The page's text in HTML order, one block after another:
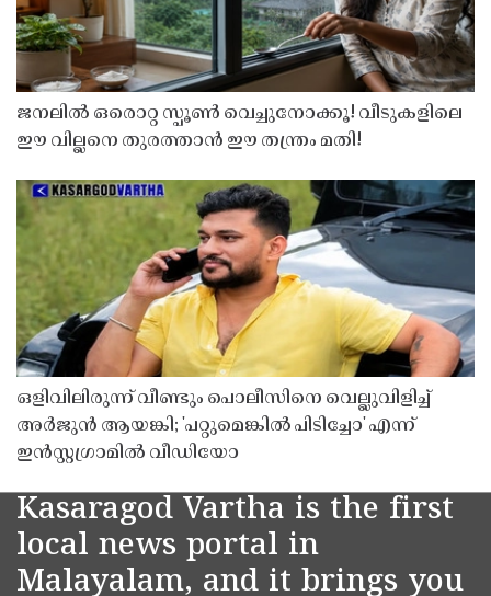
ജനലിൽ ഒരൊറ്റ സ്പൂൺ വെച്ചുനോക്കൂ! വീടുകളിലെ
ഈ വില്ലനെ തുരത്താൻ ഈ തന്ത്രം മതി!
ഒളിവിലിരുന്ന് വീണ്ടും പൊലീസിനെ വെല്ലുവിളിച്ച്
അർജുൻ ആയങ്കി; 'പറ്റുമെങ്കിൽ പിടിച്ചോ' എന്ന്
ഇൻസ്റ്റഗ്രാമിൽ വീഡിയോ
Kasaragod Vartha is the first
local news portal in
Malayalam, and it brings you